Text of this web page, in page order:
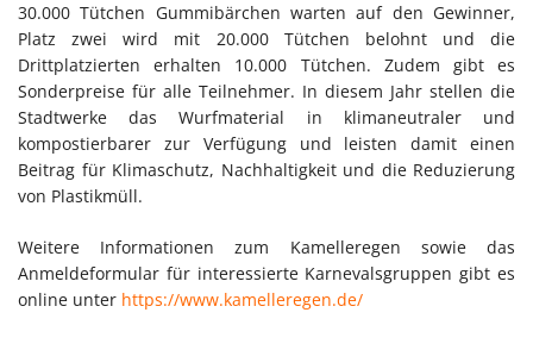
30.000 Tütchen Gummibärchen warten auf den Gewinner,
Platz zwei wird mit 20.000 Tütchen belohnt und die
Drittplatzierten erhalten 10.000 Tütchen. Zudem gibt es
Sonderpreise für alle Teilnehmer. In diesem Jahr stellen die
Stadtwerke das Wurfmaterial in klimaneutraler und
kompostierbarer zur Verfügung und leisten damit einen
Beitrag für Klimaschutz, Nachhaltigkeit und die Reduzierung
von Plastikmüll.
Weitere Informationen zum Kamelleregen sowie das
Anmeldeformular für interessierte Karnevalsgruppen gibt es
online unter https://www.kamelleregen.de/